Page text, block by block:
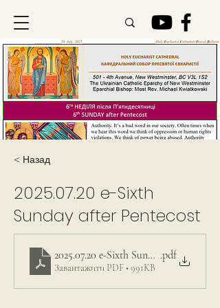
< Назад
2025.07.20 e-Sixth
Sunday after Pentecost
2025.07.20 e-Sixth Sunday after
.pdf
Завантажити PDF • 991KB